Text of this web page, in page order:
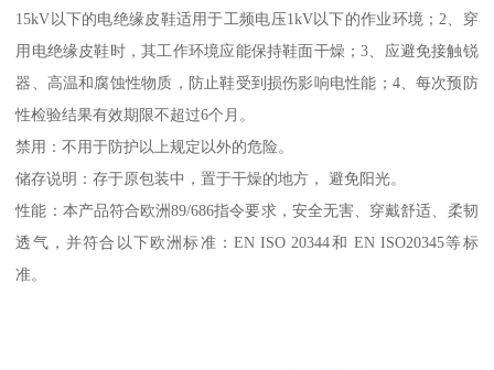
15kV以下的电绝缘皮鞋适用于工频电压1kV以下的作业环境；2、穿
用电绝缘皮鞋时，其工作环境应能保持鞋面干燥；3、应避免接触锐
器、高温和腐蚀性物质，防止鞋受到损伤影响电性能；4、每次预防
性检验结果有效期限不超过6个月。
禁用：不用于防护以上规定以外的危险。
储存说明：存于原包装中，置于干燥的地方， 避免阳光。
性能：本产品符合欧洲89/686指令要求，安全无害、穿戴舒适、柔韧
透气，并符合以下欧洲标准：EN ISO 20344和 EN ISO20345等标
准。